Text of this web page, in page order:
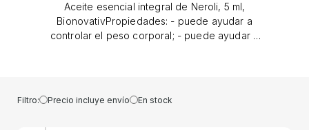
Aceite esencial integral de Neroli, 5 ml,
BionovativPropiedades: - puede ayudar a
controlar el peso corporal; - puede ayudar a
degradación de los lípidos; - puede estimular
el apetito; - puede tener un efecto calmante
Filtro: Precio incluye envío En stock